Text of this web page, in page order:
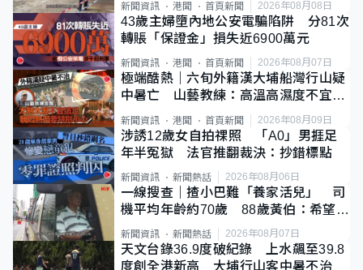
新聞資訊 港聞 首頁新聞 2026年08月08日
43歲主婦墮內地公安電騙陷阱 分81次
轉賬「保證金」損失近6900萬元
新聞資訊 港聞 首頁新聞 2026年08月07日
極端酷熱｜六旬外籍漢大埔船灣行山疑
中暑亡 山藝教練：高溫高濕度不宜遠
新聞資訊 港聞 首頁新聞 2026年08月09日
涉誘12歲女自拍祼照 「A0」男捱足
年半冤獄 法官推翻裁決：抄錯標點
新聞資訊 新聞熱話 2026年08月06日
一線搜查｜揸小巴難「養家活兒」 司
機平均年齡約70歲 88歲黃伯：希望一
直揸落去
新聞資訊 新聞熱話 2026年08月07日
天文台錄36.9度破紀錄 上水飆至39.8
度創全港新高 大埔行山客中暑不治